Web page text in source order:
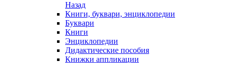
Назад
Книги, буквари, энциклопедии
Буквари
Книги
Энциклопедии
Дидактические пособия
Книжки аппликации